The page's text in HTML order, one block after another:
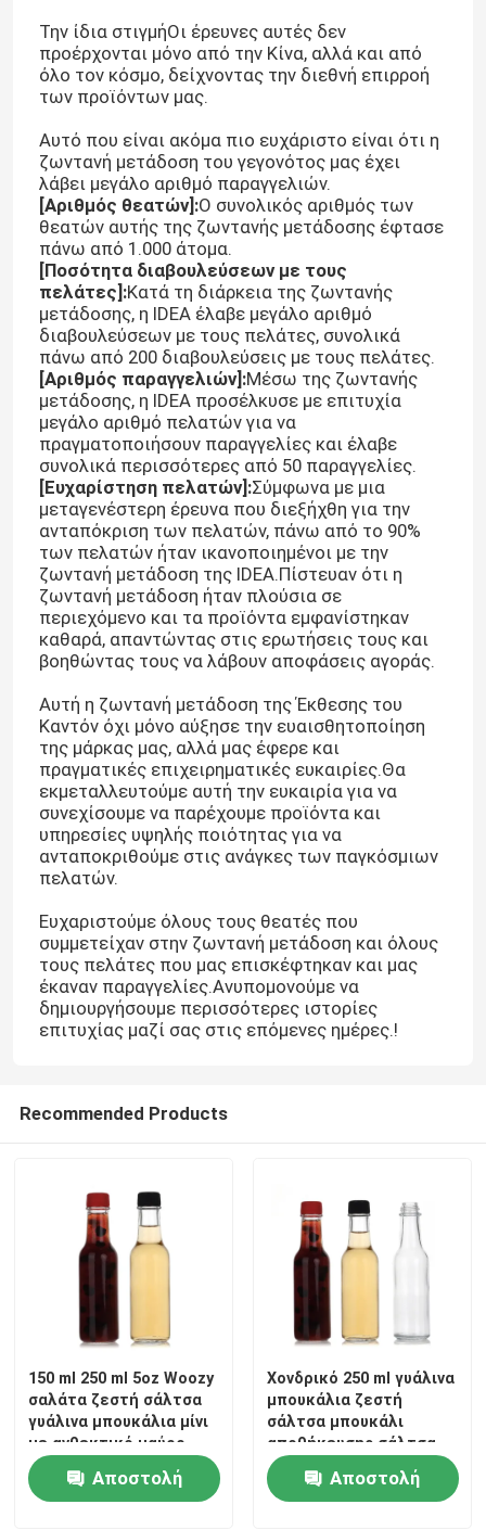
Αρχική Σελίδα
Προϊόντα
Την ίδια στιγμήΟι έρευνες αυτές δεν
προέρχονται μόνο από την Κίνα, αλλά και από
όλο τον κόσμο, δείχνοντας την διεθνή επιρροή
των προϊόντων μας.
Αυτό που είναι ακόμα πιο ευχάριστο είναι ότι η
ζωντανή μετάδοση του γεγονότος μας έχει
λάβει μεγάλο αριθμό παραγγελιών.
[Αριθμός θεατών]:Ο συνολικός αριθμός των
θεατών αυτής της ζωντανής μετάδοσης έφτασε
πάνω από 1.000 άτομα.
[Ποσότητα διαβουλεύσεων με τους
πελάτες]:Κατά τη διάρκεια της ζωντανής
μετάδοσης, η IDEA έλαβε μεγάλο αριθμό
διαβουλεύσεων με τους πελάτες, συνολικά
πάνω από 200 διαβουλεύσεις με τους πελάτες.
[Αριθμός παραγγελιών]:Μέσω της ζωντανής
μετάδοσης, η IDEA προσέλκυσε με επιτυχία
μεγάλο αριθμό πελατών για να
πραγματοποιήσουν παραγγελίες και έλαβε
συνολικά περισσότερες από 50 παραγγελίες.
[Ευχαρίστηση πελατών]:Σύμφωνα με μια
μεταγενέστερη έρευνα που διεξήχθη για την
ανταπόκριση των πελατών, πάνω από το 90%
των πελατών ήταν ικανοποιημένοι με την
ζωντανή μετάδοση της IDEA.Πίστευαν ότι η
ζωντανή μετάδοση ήταν πλούσια σε
περιεχόμενο και τα προϊόντα εμφανίστηκαν
καθαρά, απαντώντας στις ερωτήσεις τους και
βοηθώντας τους να λάβουν αποφάσεις αγοράς.
Αυτή η ζωντανή μετάδοση της Έκθεσης του
Καντόν όχι μόνο αύξησε την ευαισθητοποίηση
της μάρκας μας, αλλά μας έφερε και
πραγματικές επιχειρηματικές ευκαιρίες.Θα
εκμεταλλευτούμε αυτή την ευκαιρία για να
συνεχίσουμε να παρέχουμε προϊόντα και
υπηρεσίες υψηλής ποιότητας για να
ανταποκριθούμε στις ανάγκες των παγκόσμιων
πελατών.
Ευχαριστούμε όλους τους θεατές που
συμμετείχαν στην ζωντανή μετάδοση και όλους
τους πελάτες που μας επισκέφτηκαν και μας
έκαναν παραγγελίες.Ανυπομονούμε να
δημιουργήσουμε περισσότερες ιστορίες
επιτυχίας μαζί σας στις επόμενες ημέρες.!
Recommended Products
150 ml 250 ml 5oz Woozy
σαλάτα ζεστή σάλτσα
γυάλινα μπουκάλια μίνι
με ανθεκτικό μαύρο
καπάκι
Αποστολή
Χονδρικό 250 ml γυάλινα
μπουκάλια ζεστή
σάλτσα μπουκάλι
αποθήκευσης σάλτσα
με στεγανή στροφή από
το καπάκιΑποστολή